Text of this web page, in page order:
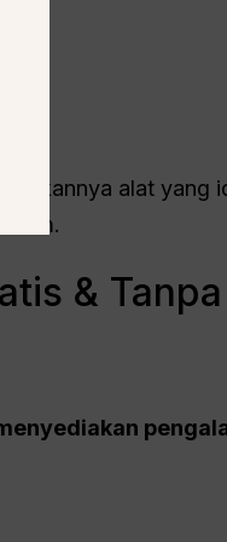
alat yang
& Tanpa